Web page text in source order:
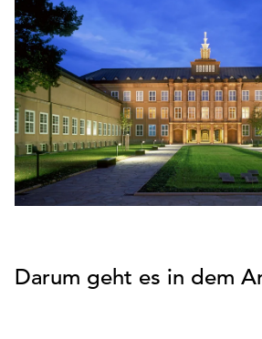
den
Betrieb
der
Seite
notwendig
sind
(funktionale
Cookies),
sowie
solche,
zu
anonymen
Darum geht es in dem